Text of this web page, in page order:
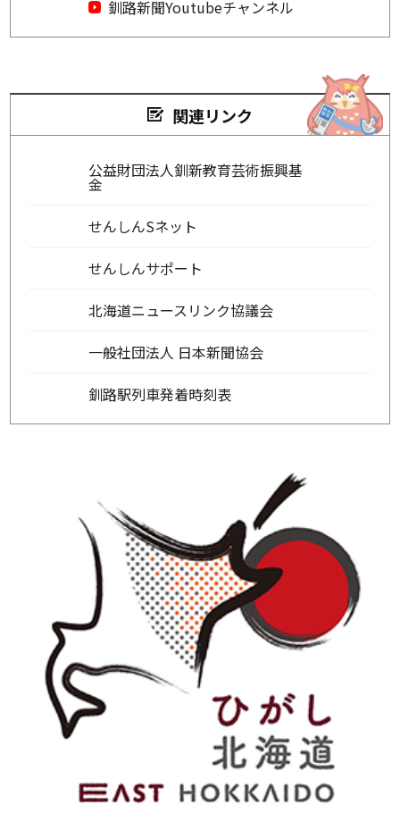
釧路新聞Youtubeチャンネル
関連リンク
公益財団法人釧新教育芸術振興基
金
せんしんSネット
せんしんサポート
北海道ニュースリンク協議会
一般社団法人 日本新聞協会
釧路駅列車発着時刻表